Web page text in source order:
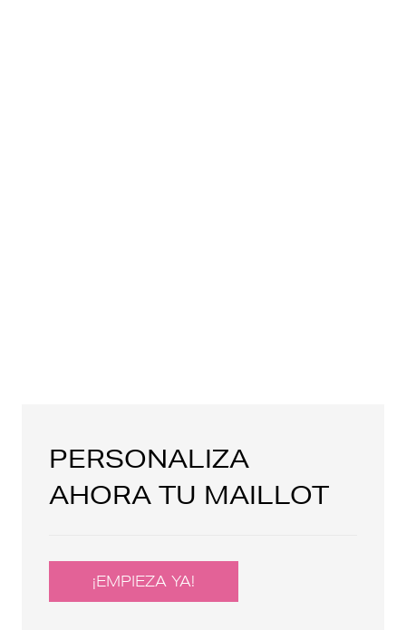
PERSONALIZA
AHORA TU MAILLOT
¡EMPIEZA YA!